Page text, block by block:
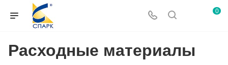
0
Расходные материалы